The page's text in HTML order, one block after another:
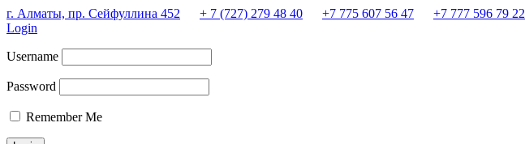
г. Алматы, пр. Сейфуллина 452 + 7 (727) 279 48 40 +7 775 607 56 47
+7 777 596 79 22
Login
Username
Password
Remember Me